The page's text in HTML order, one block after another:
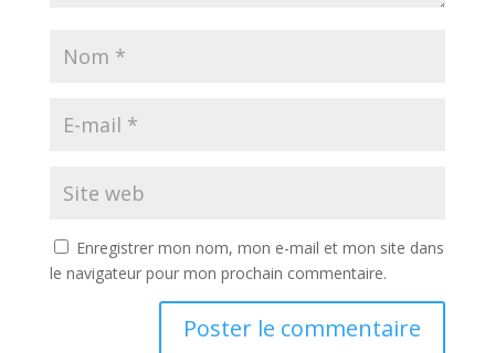
Enregistrer mon nom, mon e-mail et mon site dans
le navigateur pour mon prochain commentaire.